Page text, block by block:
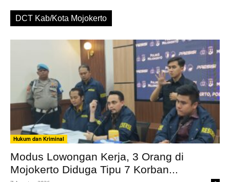
DCT Kab/Kota Mojokerto
Hukum dan Kriminal
Modus Lowongan Kerja, 3 Orang di
Mojokerto Diduga Tipu 7 Korban...